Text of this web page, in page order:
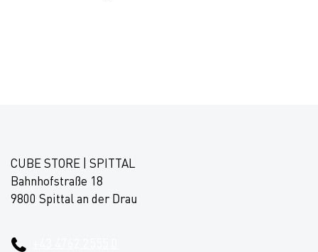
CUBE STORE | SPITTAL
Bahnhofstraße 18
9800 Spittal an der Drau